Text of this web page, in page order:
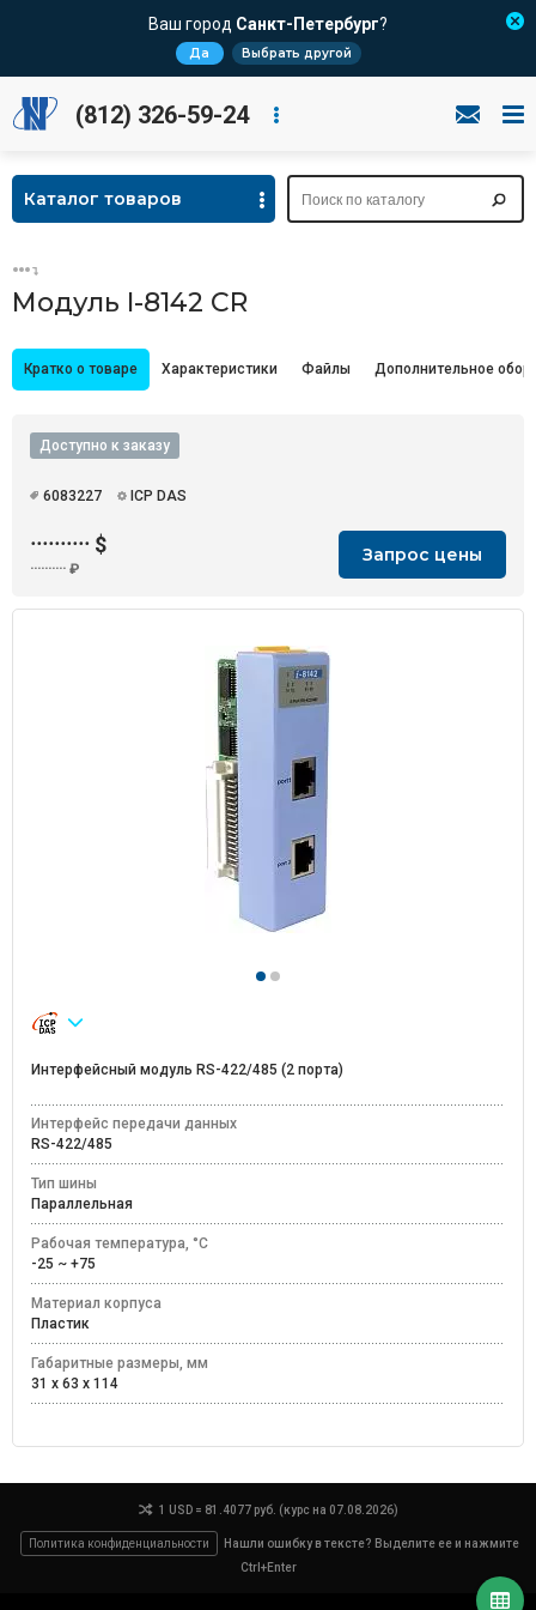
Ваш город Санкт-Петербург?
Да Выбрать другой
(812) 326-59-24
Каталог товаров
Модуль I-8142 CR
Кратко о товаре Характеристики Файлы Дополнительное
Доступно к заказу
6083227 ICP DAS
·········· $
·········· ₽
Запрос цены
Интерфейсный модуль RS-422/485 (2 порта)
Интерфейс передачи данных
RS-422/485
Тип шины
Параллельная
Рабочая температура, °C
-25 ~ +75
Материал корпуса
Пластик
Габаритные размеры, мм
31 x 63 x 114
1 USD = 81.4077 руб. (курс на 07.08.2026)
Политика конфиденциальности
Нашли ошибку в тексте? Выделите ее и нажмите
Ctrl+Enter